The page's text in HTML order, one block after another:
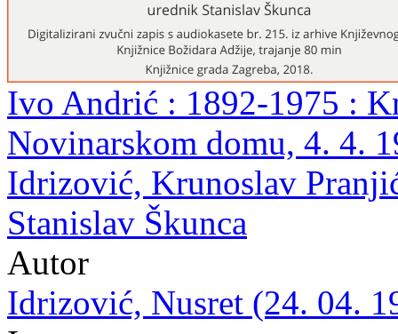
Ivo Andrić : 1892-1975 :
Novinarskom domu, 4. 4.
Idrizović, Krunoslav
Stanislav Škunca
Autor
Idrizović, Nusret (24. 04.